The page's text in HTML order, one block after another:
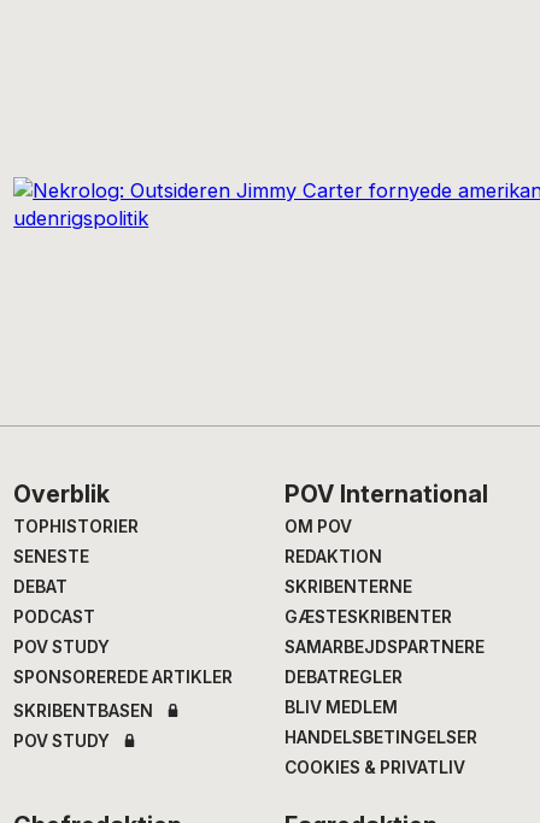
Footer
Overblik
TOPHISTORIER
SENESTE
DEBAT
PODCAST
POV STUDY
SPONSOREREDE ARTIKLER
SKRIBENTBASEN
POV STUDY
POV International
OM POV
REDAKTION
SKRIBENTERNE
GÆSTESKRIBENTER
SAMARBEJDSPARTNERE
DEBATREGLER
BLIV MEDLEM
HANDELSBETINGELSER
COOKIES & PRIVATLIV